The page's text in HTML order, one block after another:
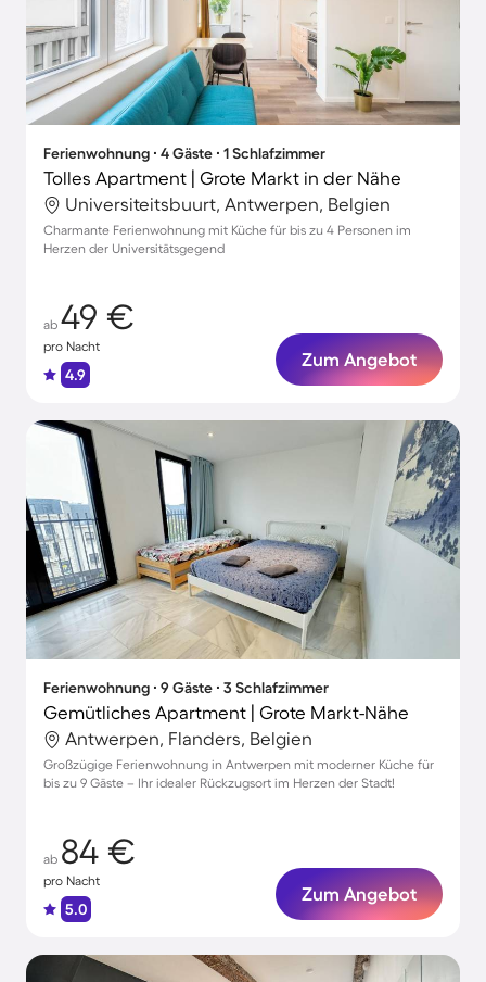
Ferienwohnung ∙ 4 Gäste ∙ 1 Schlafzimmer
Tolles Apartment | Grote Markt in der Nähe
Universiteitsbuurt, Antwerpen, Belgien
Charmante Ferienwohnung mit Küche für bis zu 4 Personen im
Herzen der Universitätsgegend
ab 49 €
pro Nacht
4.9
Zum Angebot
Ferienwohnung ∙ 9 Gäste ∙ 3 Schlafzimmer
Gemütliches Apartment | Grote Markt-Nähe
Antwerpen, Flanders, Belgien
Großzügige Ferienwohnung in Antwerpen mit moderner Küche für
bis zu 9 Gäste – Ihr idealer Rückzugsort im Herzen der Stadt!
ab 84 €
pro Nacht
5.0
Zum Angebot